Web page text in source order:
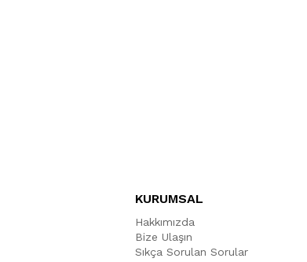
KURUMSAL
Hakkımızda
Bize Ulaşın
Sıkça Sorulan Sorular